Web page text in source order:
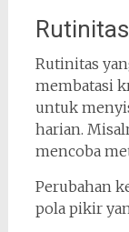
Rutinitas
membatasi
untuk
harian.
mencoba
Perubahan
pola pikir